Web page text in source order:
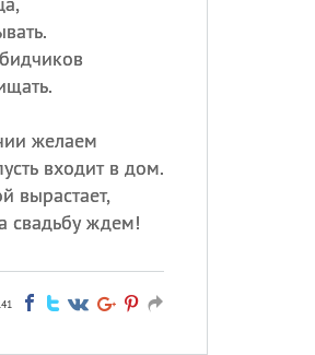
желаем
входит в дом.
вырастает,
свадьбу ждем!